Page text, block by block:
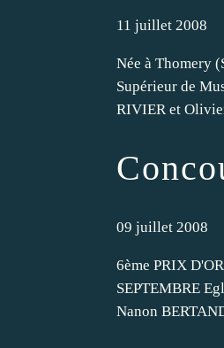
11 juillet 2008
Née à Thomery
Supérieur de
RIVIER et
09 juillet 2008
6ème PRIX
SEPTEMBRE
Nanon